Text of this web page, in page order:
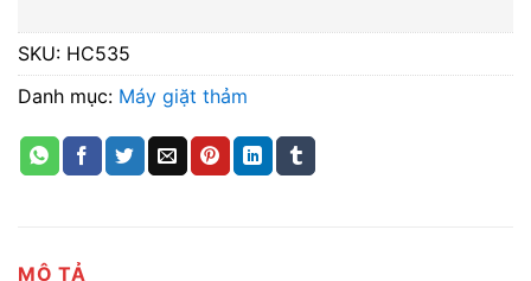
SKU: HC535
Danh mục: Máy giặt thảm
MÔ TẢ